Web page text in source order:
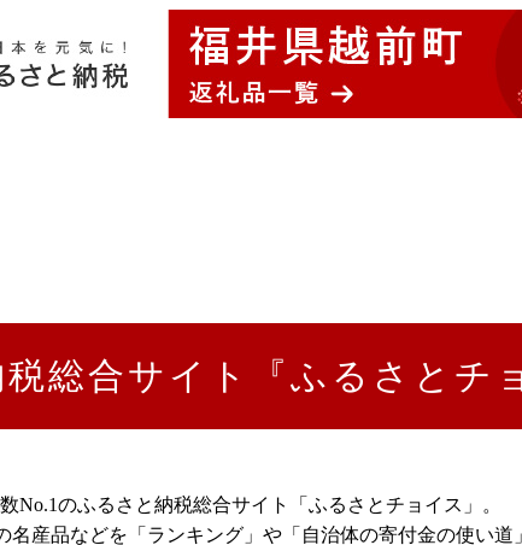
総合サイト『ふるさとチ
No.1のふるさと納税総合サイト「ふるさとチョイス」。
名産品などを「ランキング」や「自治体の寄付金の使い